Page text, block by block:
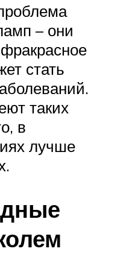
– они
стать
таких
в
лучше